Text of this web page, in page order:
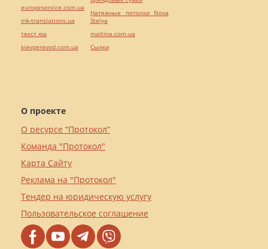
О проекте
О ресурсе “Протокол”
Команда "Протокол"
Карта Сайту
Реклама на "Протокол"
Тендер на юридическую услугу
Пользовательское соглашение
europeservice.com.ua
mk-translations.ua
текст юа
kievperevod.com.ua
Натяжные потолки Nova
Stelya
maltina.com.ua
Cылки